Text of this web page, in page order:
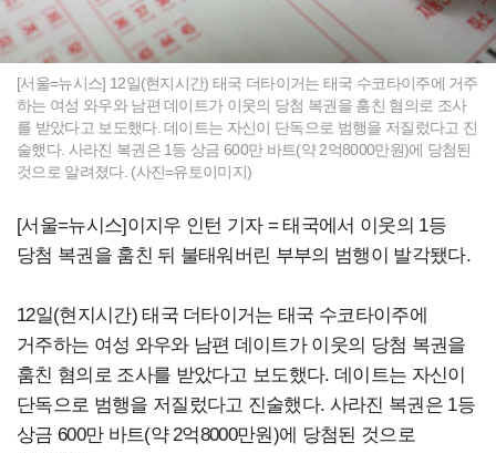
[서울=뉴시스] 12일(현지시간) 태국 더타이거는 태국 수코타이주에 거주
하는 여성 와우와 남편 데이트가 이웃의 당첨 복권을 훔친 혐의로 조사
를 받았다고 보도했다. 데이트는 자신이 단독으로 범행을 저질렀다고 진
술했다. 사라진 복권은 1등 상금 600만 바트(약 2억8000만원)에 당첨된
것으로 알려졌다. (사진=유토이미지)
[서울=뉴시스]이지우 인턴 기자 = 태국에서 이웃의 1등
당첨 복권을 훔친 뒤 불태워버린 부부의 범행이 발각됐다.
12일(현지시간) 태국 더타이거는 태국 수코타이주에
거주하는 여성 와우와 남편 데이트가 이웃의 당첨 복권을
훔친 혐의로 조사를 받았다고 보도했다. 데이트는 자신이
단독으로 범행을 저질렀다고 진술했다. 사라진 복권은 1등
상금 600만 바트(약 2억8000만원)에 당첨된 것으로